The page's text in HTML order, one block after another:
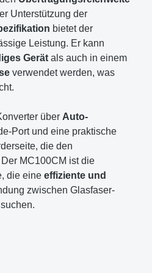
Unterstützung der
bietet der
Leistung. Er kann
Gerät als auch in einem
verwendet werden, was
über Auto-
Port und eine praktische
die den
MC100CM ist die
die eine effiziente und
zwischen Glasfaser-